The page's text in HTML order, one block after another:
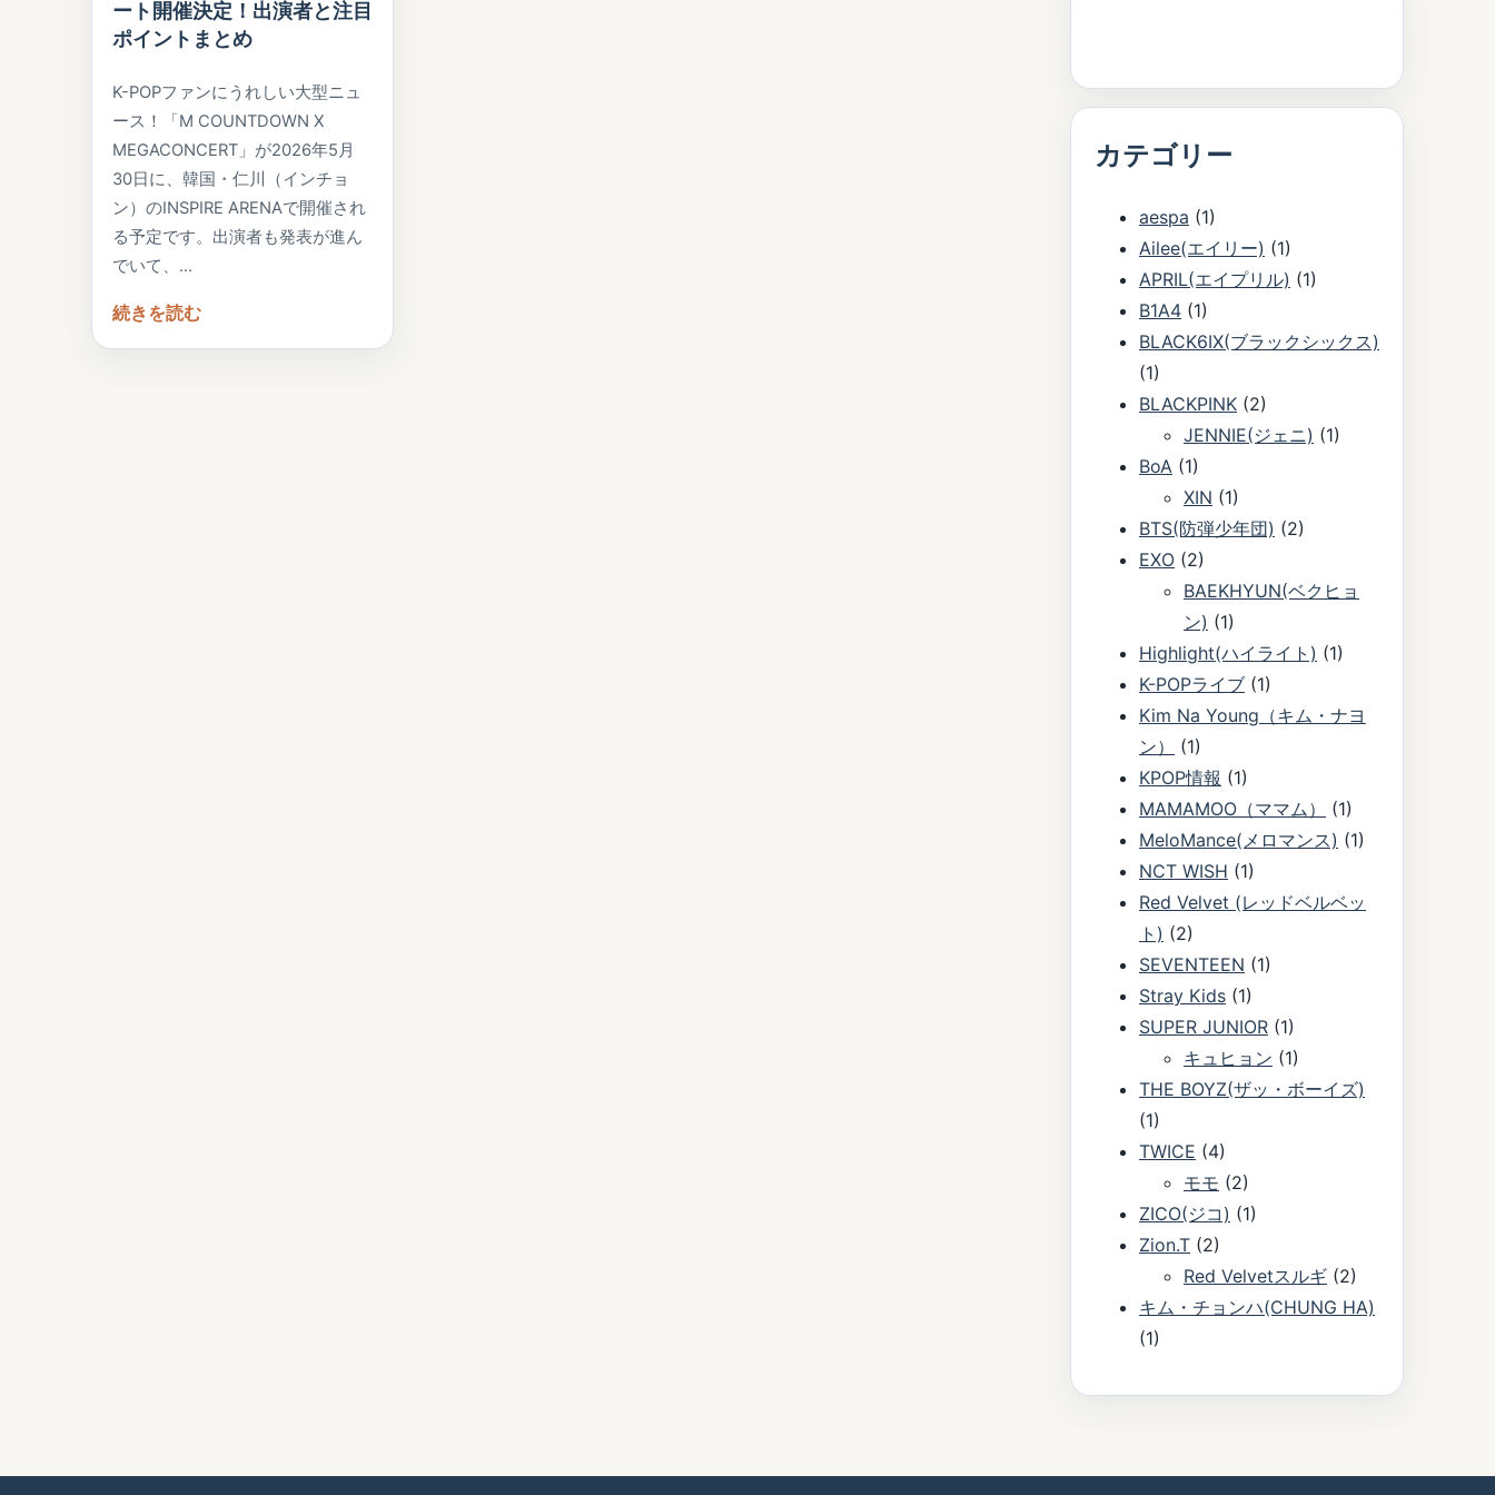
ート開催決定！出演者と注目
ポイントまとめ
K-POPファンにうれしい大型ニュ
ース！「M COUNTDOWN X
MEGACONCERT」が2026年5月
30日に、韓国・仁川（インチョ
ン）のINSPIRE ARENAで開催され
る予定です。出演者も発表が進ん
でいて、…
続きを読む
カテゴリー
aespa (1)
Ailee(エイリー) (1)
APRIL(エイプリル) (1)
B1A4 (1)
BLACK6IX(ブラックシックス)
(1)
BLACKPINK (2)
JENNIE(ジェニ) (1)
BoA (1)
XIN (1)
BTS(防弾少年団) (2)
EXO (2)
BAEKHYUN(ベクヒョ
ン) (1)
Highlight(ハイライト) (1)
K-POPライブ (1)
Kim Na Young（キム・ナヨ
ン）
(1)
KPOP情報 (1)
MAMAMOO（ママム）
(1)
MeloMance(メロマンス) (1)
NCT WISH (1)
Red Velvet (レッドベルベッ
ト) (2)
SEVENTEEN (1)
Stray Kids (1)
SUPER JUNIOR (1)
キュヒョン (1)
THE BOYZ(ザッ・ボーイズ)
(1)
TWICE (4)
モモ (2)
ZICO(ジコ) (1)
Zion.T (2)
Red Velvetスルギ (2)
キム・チョンハ(CHUNG HA)
(1)